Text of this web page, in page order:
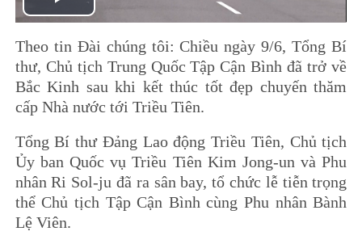
Play
Video
Theo tin Đài chúng tôi: Chiều ngày 9/6, Tổng Bí
thư, Chủ tịch Trung Quốc Tập Cận Bình đã trở về
Bắc Kinh sau khi kết thúc tốt đẹp chuyến thăm
cấp Nhà nước tới Triều Tiên.
Tổng Bí thư Đảng Lao động Triều Tiên, Chủ tịch
Ủy ban Quốc vụ Triều Tiên Kim Jong-un và Phu
nhân Ri Sol-ju đã ra sân bay, tổ chức lễ tiễn trọng
thể Chủ tịch Tập Cận Bình cùng Phu nhân Bành
Lệ Viên.